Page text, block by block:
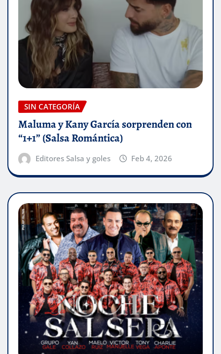
SIN CATEGORÍA
Maluma y Kany García sorprenden con
“1+1” (Salsa Romántica)
Editores Salsa y goles Feb 4, 2026